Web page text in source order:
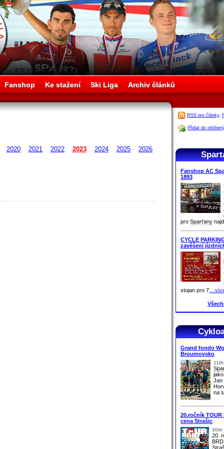
Fanshop Ke stažení Ski Liga Archiv článků
2020 2021 2022 2023 2024 2025 2026
RSS pro články,
Přidat do
Fanshop AC
1893
pro Sparťany
CYCLE
zavěšení
stojan pro 7
Grand fondo
Broumovsko
Jan
na
20.ročník TOUR
cena Strašic
30th
20.